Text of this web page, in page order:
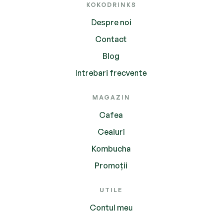
KOKODRINKS
Despre noi
Contact
Blog
Intrebari frecvente
MAGAZIN
Cafea
Ceaiuri
Kombucha
Promoții
UTILE
Contul meu